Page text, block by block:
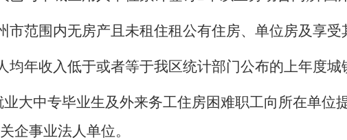
市范围内无房产且未租住租公有住房、单位房及享受
均年收入低于或者等于我区统计部门公布的上年度城
大中专毕业生及外来务工住房困难职工向所在单位
企事业法人单位。